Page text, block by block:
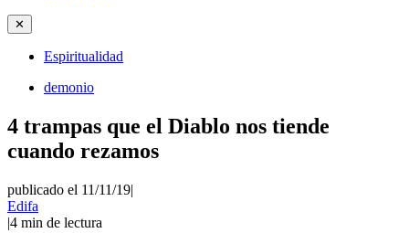
✕
Espiritualidad
demonio
4 trampas que el Diablo nos tiende
cuando rezamos
publicado el 11/11/19|
Edifa
|4 min de lectura